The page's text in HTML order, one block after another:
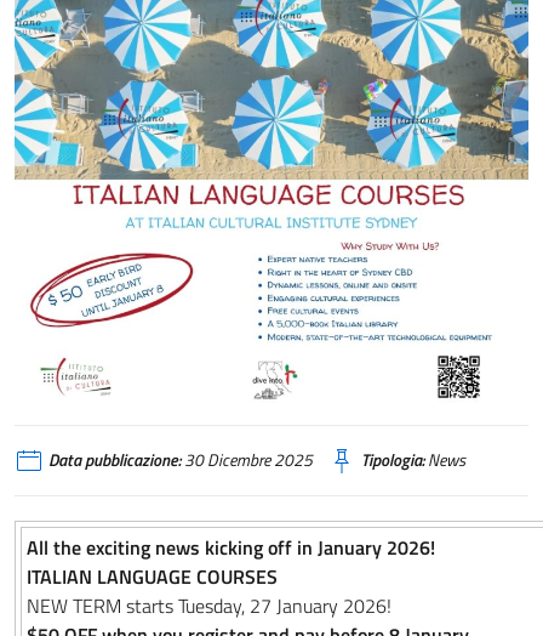
Data pubblicazione:30 Dicembre 2025 Tipologia:News
All the exciting news kicking off in January 2026!
ITALIAN LANGUAGE COURSES
NEW TERM starts Tuesday, 27 January 2026!